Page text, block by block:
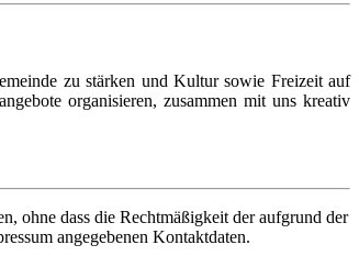
zu stärken und Kultur sowie Freizeit auf
organisieren, zusammen mit uns kreativ
ohne dass die Rechtmäßigkeit der aufgrund der
angegebenen Kontaktdaten.